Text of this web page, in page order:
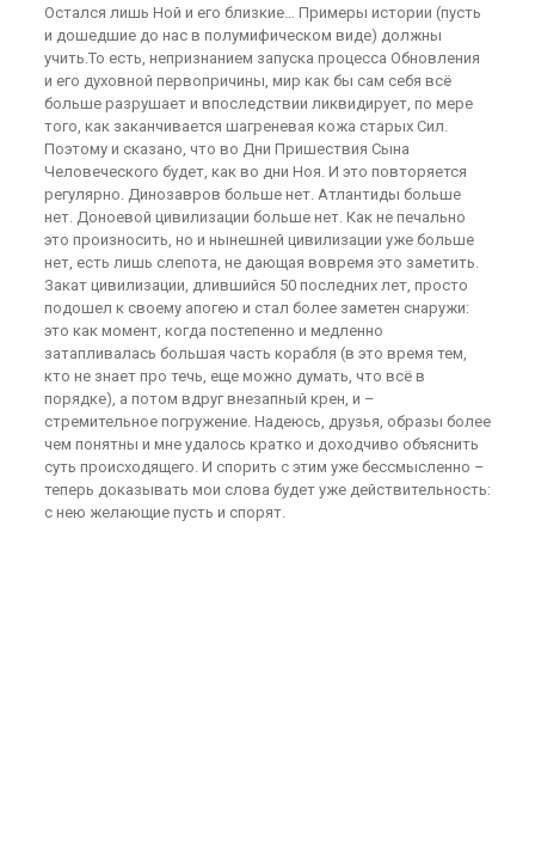
Остался лишь Ной и его близкие… Примеры истории (пусть
и дошедшие до нас в полумифическом виде) должны
учить.То есть, непризнанием запуска процесса Обновления
и его духовной первопричины, мир как бы сам себя всё
больше разрушает и впоследствии ликвидирует, по мере
того, как заканчивается шагреневая кожа старых Сил.
Поэтому и сказано, что во Дни Пришествия Сына
Человеческого будет, как во дни Ноя. И это повторяется
регулярно. Динозавров больше нет. Атлантиды больше
нет. Доноевой цивилизации больше нет. Как не печально
это произносить, но и нынешней цивилизации уже больше
нет, есть лишь слепота, не дающая вовремя это заметить.
Закат цивилизации, длившийся 50 последних лет, просто
подошел к своему апогею и стал более заметен снаружи:
это как момент, когда постепенно и медленно
затапливалась большая часть корабля (в это время тем,
кто не знает про течь, еще можно думать, что всё в
порядке), а потом вдруг внезапный крен, и –
стремительное погружение. Надеюсь, друзья, образы более
чем понятны и мне удалось кратко и доходчиво объяснить
суть происходящего. И спорить с этим уже бессмысленно –
теперь доказывать мои слова будет уже действительность:
с нею желающие пусть и спорят.